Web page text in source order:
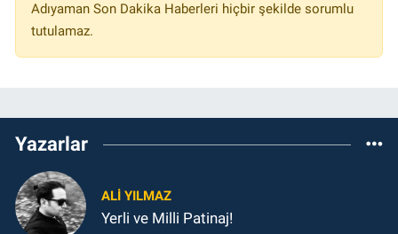
Adıyaman Son Dakika Haberleri hiçbir şekilde sorumlu
tutulamaz.
Yazarlar
ALI YILMAZ
Yerli ve Milli Patinaj!